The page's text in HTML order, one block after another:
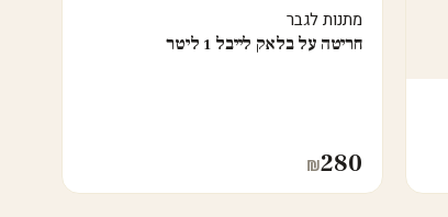
מתנות לגבר
חריטה על בלאק לייבל 1 ליטר
₪280